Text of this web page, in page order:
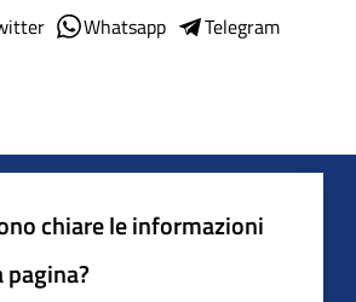
Whatsapp
Telegram
chiare le informazioni
pagina?